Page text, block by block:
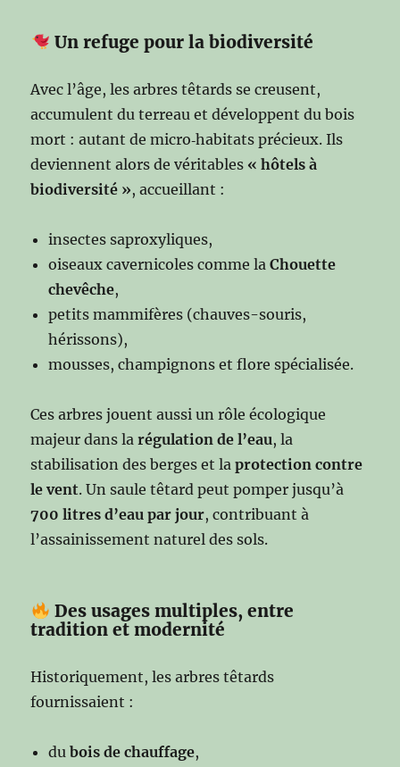
Un refuge pour la biodiversité
Avec l’âge, les arbres têtards se creusent,
accumulent du terreau et développent du bois
mort : autant de micro‑habitats précieux. Ils
deviennent alors de véritables « hôtels à
biodiversité », accueillant :
insectes saproxyliques,
oiseaux cavernicoles comme laChouette
chevêche,
petits mammifères (chauves-souris,
hérissons),
mousses, champignons et flore spécialisée.
Ces arbres jouent aussi un rôle écologique
majeur dans larégulation de l’eau, la
stabilisation des berges et laprotection contre
le vent. Un saule têtard peut pomper jusqu’à
700 litres d’eau par jour, contribuant à
l’assainissement naturel des sols.
Des usages multiples, entre
tradition et modernité
Historiquement, les arbres têtards
fournissaient :
dubois de chauffage,